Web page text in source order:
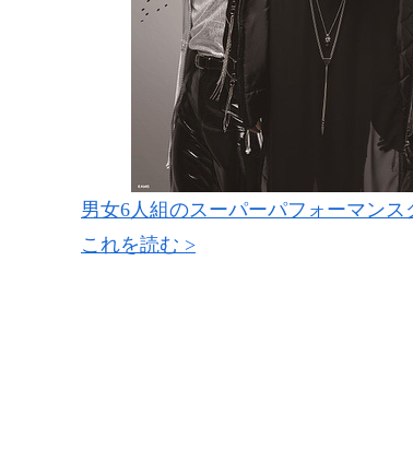
男女6人組のスーパーパフォーマン
これを読む >